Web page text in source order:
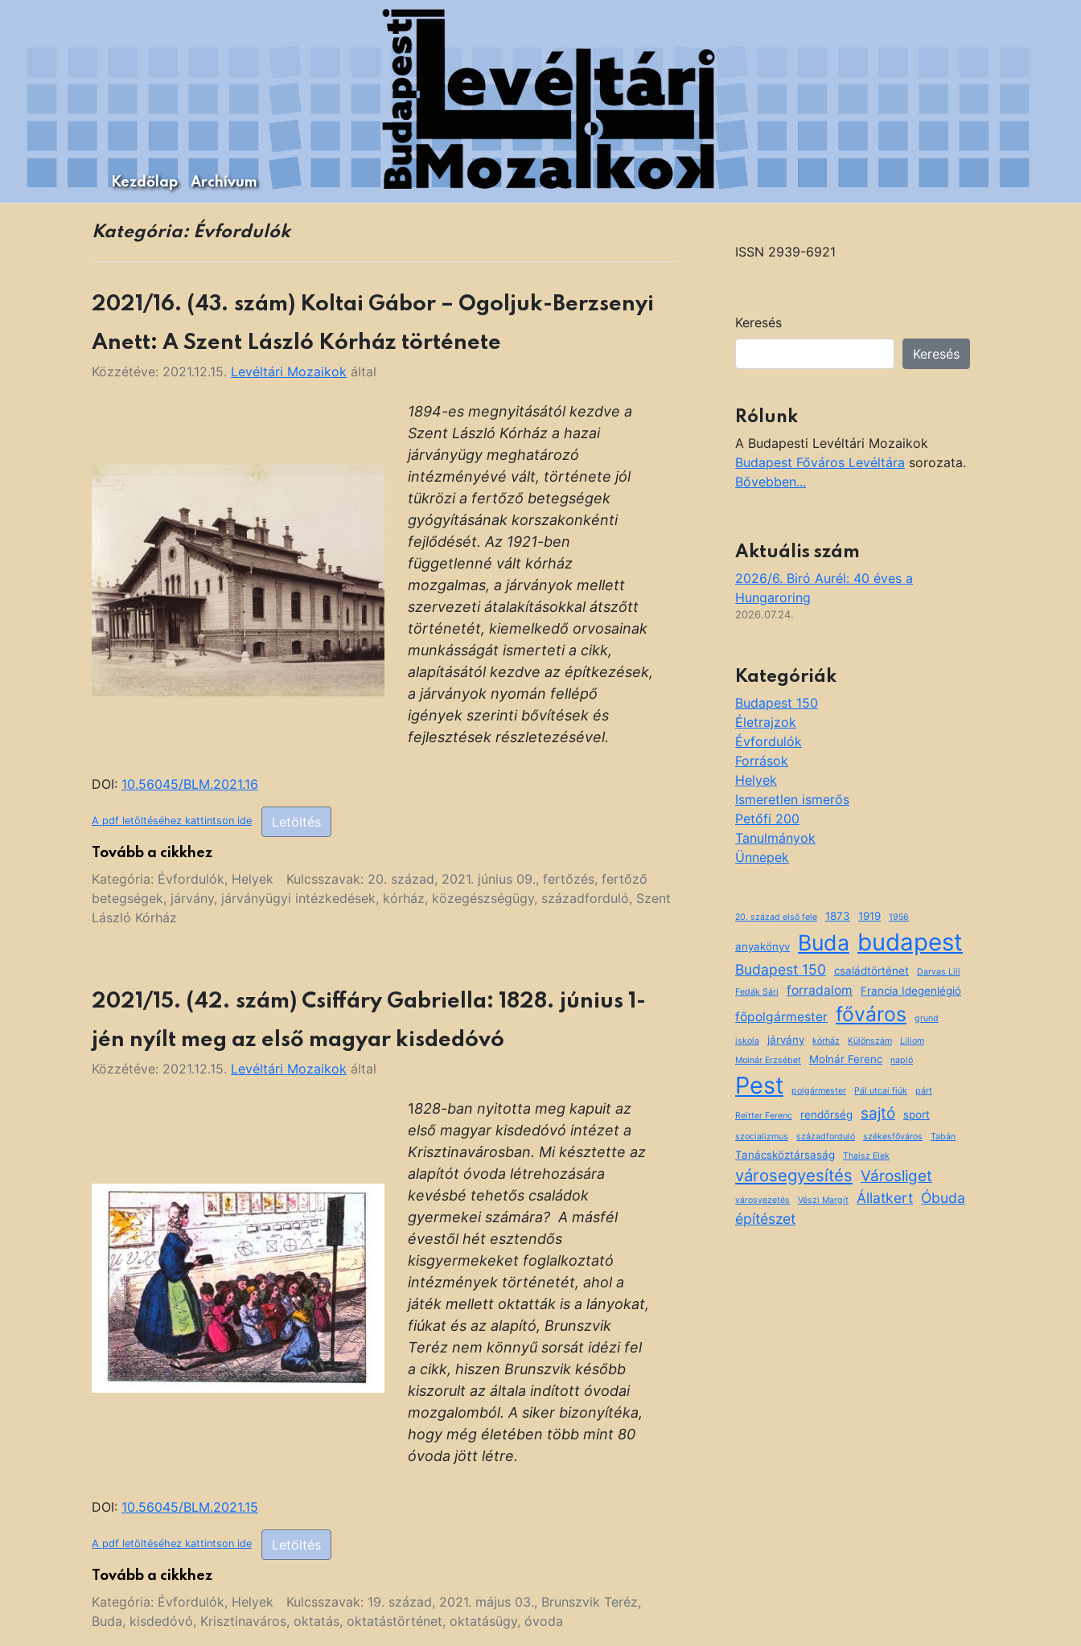
Levéltári Mozaikok
A Budapesti Levéltári Mozaikok Budapest Főváros Levéltára munkatársainak tanulmányai
Kezdőlap Archívum
Kategória: Évfordulók
2021/16. (43. szám) Koltai Gábor – Ogoljuk-Berzsenyi
Anett: A Szent László Kórház története
Közzétéve: 2021.12.15. Levéltári Mozaikok által
1894-es megnyitásától kezdve a
Szent László Kórház a hazai
járványügy meghatározó
intézményévé vált, története jól
tükrözi a fertőző betegségek
gyógyításának korszakonkénti
fejlődését. Az 1921-ben
függetlenné vált kórház
mozgalmas, a járványok mellett
szervezeti átalakításokkal átszőtt
történetét, kiemelkedő orvosainak
munkásságát ismerteti a cikk,
alapításától kezdve az építkezések,
a járványok nyomán fellépő
igények szerinti bővítések és
fejlesztések részletezésével.
DOI: 10.56045/BLM.2021.16
A pdf letöltéséhez kattintson ide Letöltés
Tovább a cikkhez
Kategória: Évfordulók, Helyek Kulcsszavak: 20. század, 2021. június 09., fertőzés, fertőző
betegségek, járvány, járványügyi intézkedések, kórház, közegészségügy, századforduló, Szent
László Kórház
2021/15. (42. szám) Csiffáry Gabriella: 1828. június 1-
jén nyílt meg az első magyar kisdedóvó
Közzétéve: 2021.12.15. Levéltári Mozaikok által
1828-ban nyitotta meg kapuit az
első magyar kisdedóvó intézet a
Krisztinavárosban. Mi késztette az
alapítót óvoda létrehozására
kevésbé tehetős családok
gyermekei számára? A másfél
évestől hét esztendős
kisgyermekeket foglalkoztató
intézmények történetét, ahol a
játék mellett oktatták is a lányokat,
fiúkat és az alapító, Brunszvik
Teréz nem könnyű sorsát idézi fel
a cikk, hiszen Brunszvik később
kiszorult az általa indított óvodai
mozgalomból. A siker bizonyítéka,
hogy még életében több mint 80
óvoda jött létre.
DOI: 10.56045/BLM.2021.15
A pdf letöltéséhez kattintson ide Letöltés
Tovább a cikkhez
Kategória: Évfordulók, Helyek Kulcsszavak: 19. század, 2021. május 03., Brunszvik Teréz,
Buda, kisdedóvó, Krisztinaváros, oktatás, oktatástörténet, oktatásügy, óvoda
ISSN 2939-6921
Keresés
Keresés
Rólunk
A Budapesti Levéltári Mozaikok
Budapest Főváros Levéltára sorozata.
Bővebben...
Aktuális szám
2026/6. Biró Aurél: 40 éves a
Hungaroring
2026.07.24.
Kategóriák
Budapest 150
Életrajzok
Évfordulók
Források
Helyek
Ismeretlen ismerős
Petőfi 200
Tanulmányok
Ünnepek
20. század első fele 1873 1919 1956
anyakönyv Buda budapest
Budapest 150 családtörténet
Darvas Lili
Fedák Sári
forradalom Francia Idegenlégió
főpolgármester főváros grund
iskola járvány kórház Különszám
Liliom
Molnár Erzsébet
Molnár Ferenc napló
Pest polgármester Pál utcai fiúk párt
Reitter Ferenc rendőrség sajtó sport
szocializmus századforduló székesfőváros Tabán
Tanácsköztársaság Thaisz Elek
városegyesítés Városliget
városvezetés Vészi Margit Állatkert Óbuda
építészet